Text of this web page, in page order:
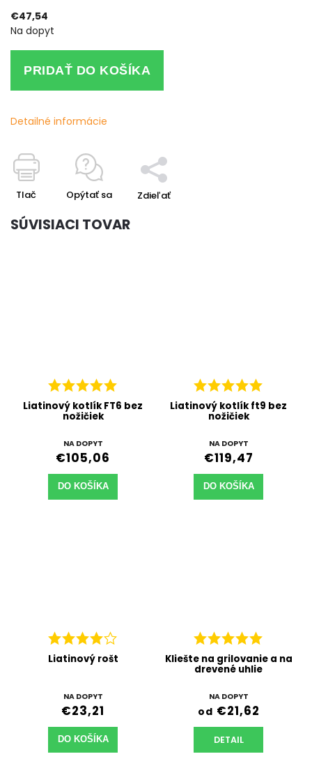
€47,54
Na dopyt
PRIDAŤ DO KOŠÍKA
Detailné informácie
Tlač Opýtať sa Zdieľať
SÚVISIACI TOVAR
Liatinový kotlík FT6 bez
nožičiek
NA DOPYT
€105,06
DO KOŠÍKA
Liatinový kotlík ft9 bez
nožičiek
NA DOPYT
€119,47
DO KOŠÍKA
Liatinový rošt
NA DOPYT
€23,21
DO KOŠÍKA
Kliešte na grilovanie a na
drevené uhlie
NA DOPYT
od €21,62
DETAIL